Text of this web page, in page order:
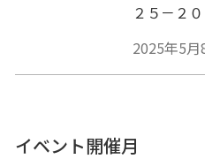
２５－２０
2025年5月
イベント開催月